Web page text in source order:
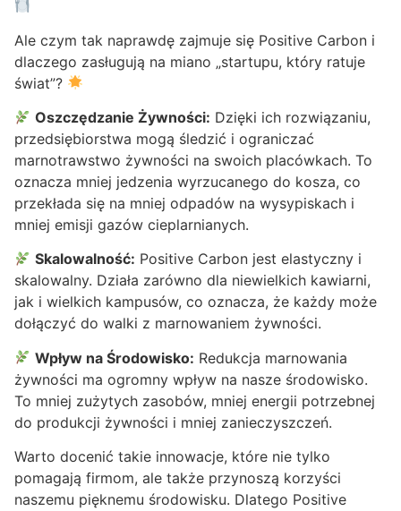
Ale czym tak naprawdę zajmuje się Positive Carbon i
dlaczego zasługują na miano „startupu, który ratuje
świat”?
Oszczędzanie Żywności: Dzięki ich rozwiązaniu,
przedsiębiorstwa mogą śledzić i ograniczać
marnotrawstwo żywności na swoich placówkach. To
oznacza mniej jedzenia wyrzucanego do kosza, co
przekłada się na mniej odpadów na wysypiskach i
mniej emisji gazów cieplarnianych.
Skalowalność: Positive Carbon jest elastyczny i
skalowalny. Działa zarówno dla niewielkich kawiarni,
jak i wielkich kampusów, co oznacza, że każdy może
dołączyć do walki z marnowaniem żywności.
Wpływ na Środowisko: Redukcja marnowania
żywności ma ogromny wpływ na nasze środowisko.
To mniej zużytych zasobów, mniej energii potrzebnej
do produkcji żywności i mniej zanieczyszczeń.
Warto docenić takie innowacje, które nie tylko
pomagają firmom, ale także przynoszą korzyści
naszemu pięknemu środowisku. Dlatego Positive